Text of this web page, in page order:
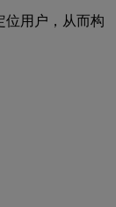
位用户，从而构